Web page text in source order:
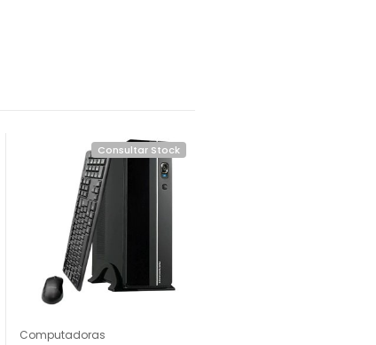
Consultar Stock
Computadoras